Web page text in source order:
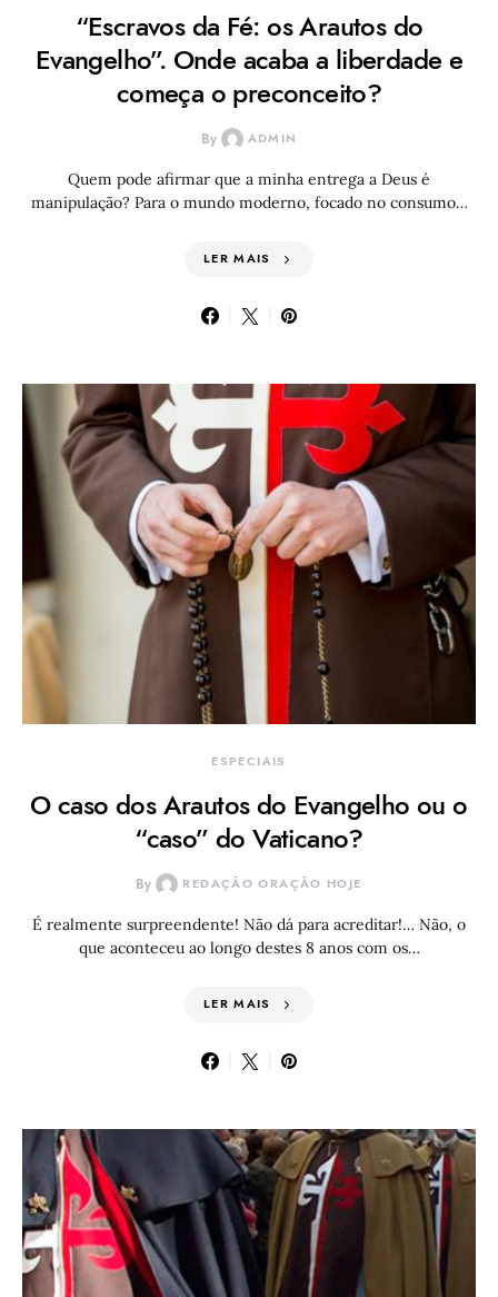
“Escravos da Fé: os Arautos do
Evangelho”. Onde acaba a liberdade e
começa o preconceito?
By ADMIN
Quem pode afirmar que a minha entrega a Deus é
manipulação? Para o mundo moderno, focado no consumo…
LER MAIS
ESPECIAIS
O caso dos Arautos do Evangelho ou o
“caso” do Vaticano?
By REDAÇÃO ORAÇÃO HOJE
É realmente surpreendente! Não dá para acreditar!… Não, o
que aconteceu ao longo destes 8 anos com os…
LER MAIS